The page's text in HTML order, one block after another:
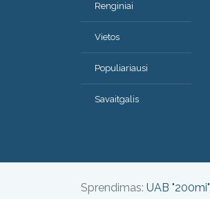
Renginiai
Vietos
Populiariausi
Savaitgalis
Sprendimas: UAB "200mi"